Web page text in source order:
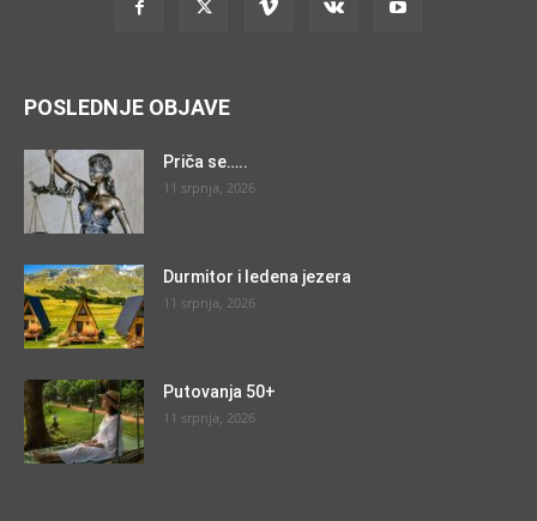
POSLEDNJE OBJAVE
Priča se…..
11 srpnja, 2026
Durmitor i ledena jezera
11 srpnja, 2026
Putovanja 50+
11 srpnja, 2026